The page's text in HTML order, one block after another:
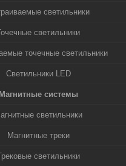
светильники
светильники
точечные светильники
Светильники LED
Магнитные системы
светильники
Магнитные треки
светильники